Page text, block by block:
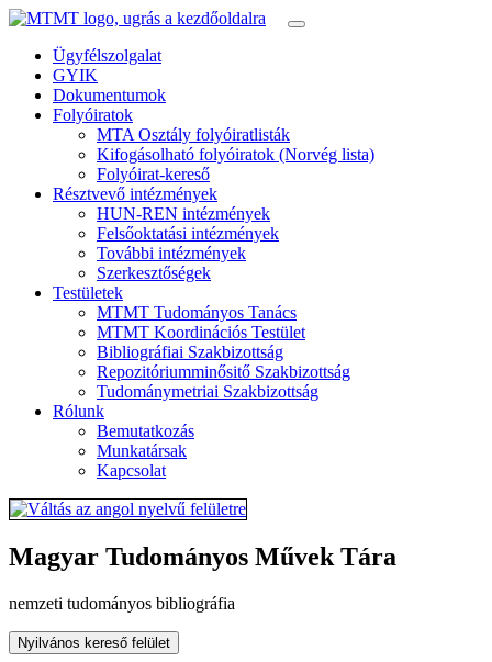
Ügyfélszolgalat
GYIK
Dokumentumok
Folyóiratok
MTA Osztály folyóiratlisták
Kifogásolható folyóiratok (Norvég lista)
Folyóirat-kereső
Résztvevő intézmények
HUN-REN intézmények
Felsőoktatási intézmények
További intézmények
Szerkesztőségek
Testületek
MTMT Tudományos Tanács
MTMT Koordinációs Testület
Bibliográfiai Szakbizottság
Repozitóriumminősitő Szakbizottság
Tudománymetriai Szakbizottság
Rólunk
Bemutatkozás
Munkatársak
Kapcsolat
Magyar Tudományos Művek Tára
nemzeti tudományos bibliográfia
Nyilvános kereső felület